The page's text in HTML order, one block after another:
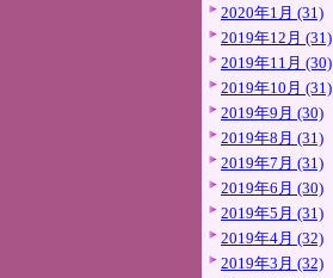
2020年1月 (31)
2019年12月 (31)
2019年11月 (30)
2019年10月 (31)
2019年9月 (30)
2019年8月 (31)
2019年7月 (31)
2019年6月 (30)
2019年5月 (31)
2019年4月 (32)
2019年3月 (32)